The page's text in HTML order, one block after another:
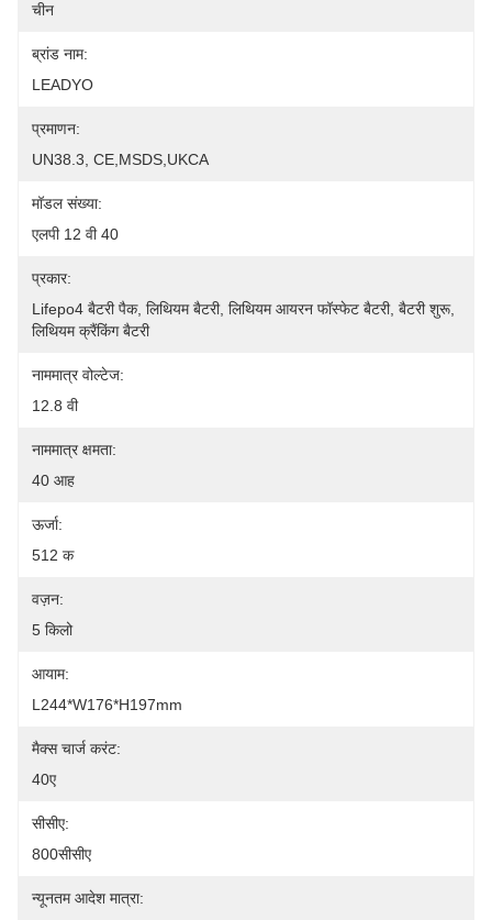
चीन
ब्रांड नाम:
LEADYO
प्रमाणन:
UN38.3, CE,MSDS,UKCA
मॉडल संख्या:
एलपी 12 वी 40
प्रकार:
Lifepo4 बैटरी पैक, लिथियम बैटरी, लिथियम आयरन फॉस्फेट बैटरी, बैटरी शुरू,
लिथियम क्रैंकिंग बैटरी
नाममात्र वोल्टेज:
12.8 वी
नाममात्र क्षमता:
40 आह
ऊर्जा:
512 क
वज़न:
5 किलो
आयाम:
L244*W176*H197mm
मैक्स चार्ज करंट:
40ए
सीसीए:
800सीसीए
न्यूनतम आदेश मात्रा: